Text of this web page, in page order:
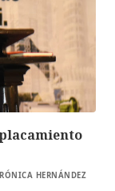
HERNÁNDEZ